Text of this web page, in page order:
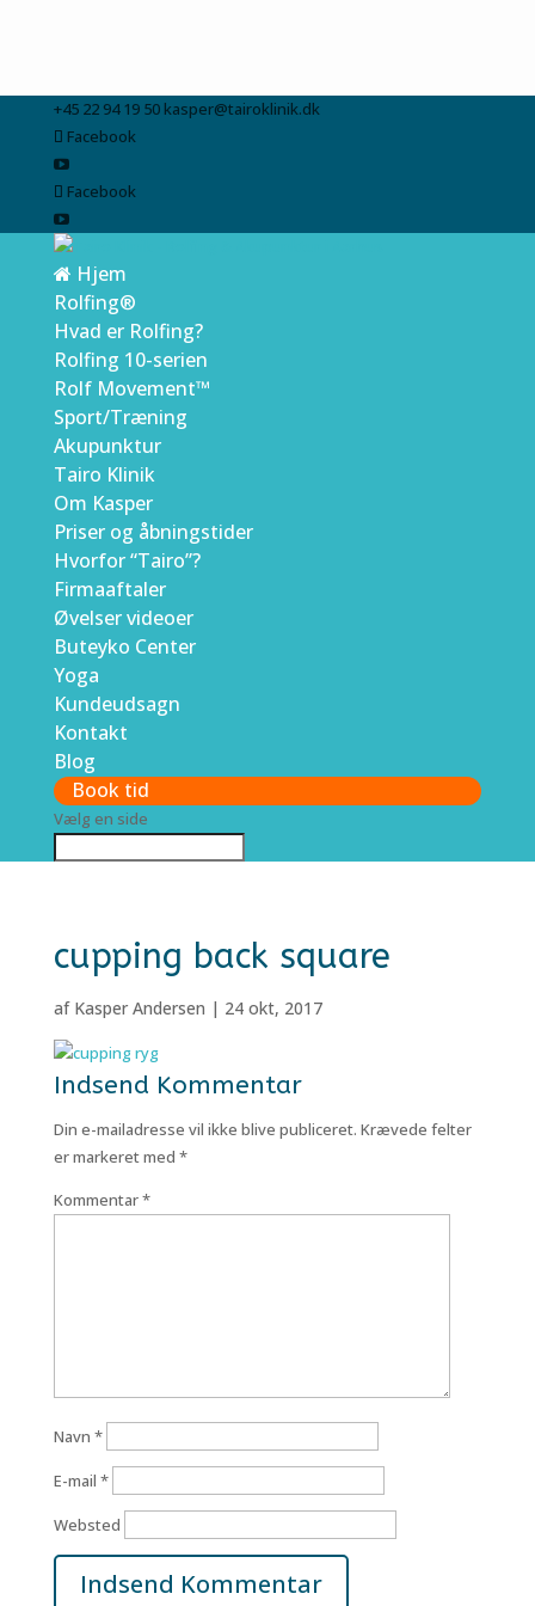
+45 22 94 19 50 kasper@tairoklinik.dk
Facebook
Facebook
Hjem
Rolfing®
Hvad er Rolfing?
Rolfing 10-serien
Rolf Movement™
Sport/Træning
Akupunktur
Tairo Klinik
Om Kasper
Priser og åbningstider
Hvorfor “Tairo”?
Firmaaftaler
Øvelser videoer
Buteyko Center
Yoga
Kundeudsagn
Kontakt
Blog
Book tid
Vælg en side
cupping back square
af Kasper Andersen | 24 okt, 2017
Indsend Kommentar
Din e-mailadresse vil ikke blive publiceret. Krævede felter
er markeret med *
Kommentar*
Navn *
E-mail *
Websted